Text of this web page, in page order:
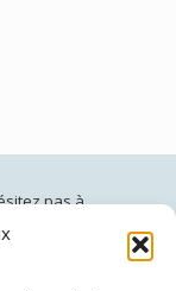
pas à